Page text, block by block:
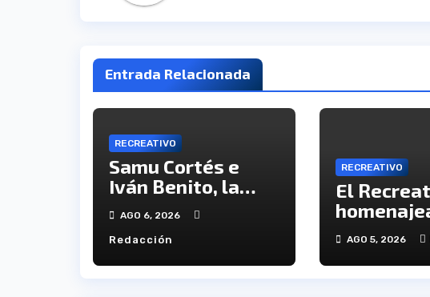
Entrada Relacionada
RECREATIVO
Samu Cortés e
Iván Benito, la
ilusión de los
jóvenes al
servicio del
Decano
AGO 6, 2026
Redacción
RECREATIVO
El
víctimas
en el XX
AGO 5, 2026